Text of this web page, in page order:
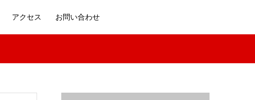
アクセス お問い合わせ